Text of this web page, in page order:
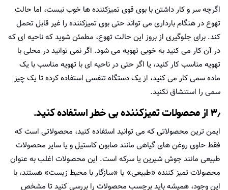
اگرچه سر و کار داشتن با بوی قوی تمیزکننده ها خوب نیست، اما حالت
تهوع در هنگام بارداری می تواند حتی بوی تمیزکننده را غیر قابل تحمل
کند. برای جلوگیری از بروز این حالت تهوع، مطمئن شوید که ناحیه ای که
در آن کار می کنید به خوبی تهویه می شود. اگر نمی توانید در محلی با
تهویه مناسب کار کنید، یا اگر حتی در ناحیه ای با تهویه مناسب با یک
ماده سمی کار می کنید، از یک دستگاه تنفسی استفاده کرده تا یک چیز
سمی را استنشاق نکنید.
۳٫ از محصولات تمیزکننده بی خطر استفاده کنید.
ایمن ترین محصولاتی که می توانید استفاده کنید، محصولاتی است که
فقط حاوی روغن های گیاهی مانند صابون کاستیل و یا سایر محصولات
طبیعی مانند جوش شیرین یا سرکه است. این محصولات اغلب به عنوان
محصولات تمیز کننده «طبیعی» یا «سازگار با محیط زیست» هستند، با
این وجود، همیشه باید برچسب محصولات را بررسی کنید تا مشخص